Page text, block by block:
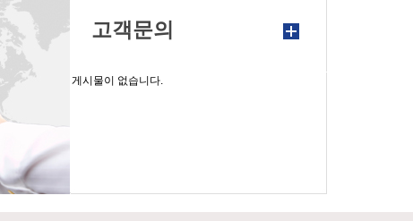
고객문의
게시물이 없습니다.